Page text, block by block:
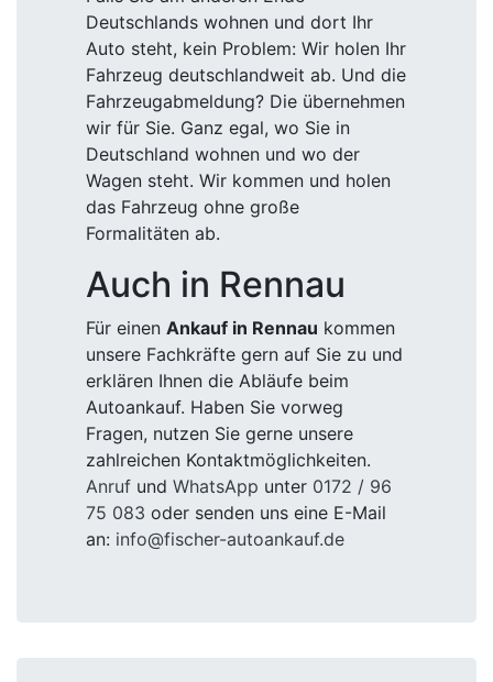
Deutschlands wohnen und dort Ihr
Auto steht, kein Problem: Wir holen Ihr
Fahrzeug deutschlandweit ab. Und die
Fahrzeugabmeldung? Die übernehmen
wir für Sie. Ganz egal, wo Sie in
Deutschland wohnen und wo der
Wagen steht. Wir kommen und holen
das Fahrzeug ohne große
Formalitäten ab.
Auch in Rennau
Für einen Ankauf in Rennau kommen
unsere Fachkräfte gern auf Sie zu und
erklären Ihnen die Abläufe beim
Autoankauf. Haben Sie vorweg
Fragen, nutzen Sie gerne unsere
zahlreichen Kontaktmöglichkeiten.
Anruf und WhatsApp unter 0172 / 96
75 083 oder senden uns eine E-Mail
an: info@fischer-autoankauf.de